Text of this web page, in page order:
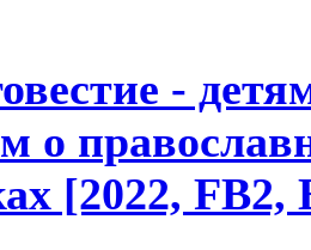
-
о
[2022, FB2,